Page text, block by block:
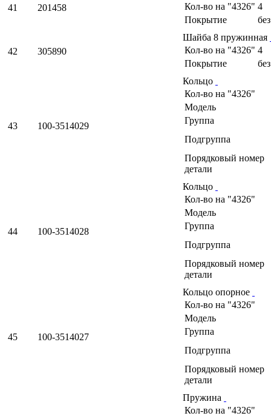
41 201458
Кол-во на "4326" 4
Покрытие
42 305890
Шайба 8 пружинная
Кол-во на "4326" 4
Покрытие
43 100-3514029
Кольцо
Кол-во на "4326"
Модель
Группа
Подгруппа
Порядковый номер
детали
44 100-3514028
Кольцо
Кол-во на "4326"
Модель
Группа
Подгруппа
Порядковый номер
детали
45 100-3514027
Кольцо опорное
Кол-во на "4326"
Модель
Группа
Подгруппа
Порядковый номер
детали
Пружина
Кол-во на "4326"